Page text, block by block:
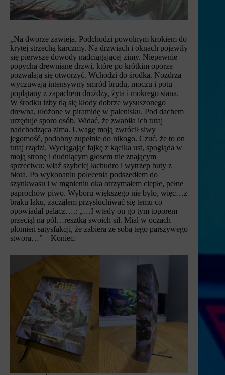
„Na dworze zawieja. Podchodzi powolnym krokiem do
krytej strzechą karczmy. Na drzwiach i oknach pojawiły
się pierwsze dowody nadciągającej zimy. Niepewnie
popycha drewniane drzwi, które po krótkim oporze
pozwalają się otworzyć. Wchodzi do środka. Nozdrza
wyczuwają intensywny smród brudu, moczu i potu
poplątany z zapachem drożdży, żyta i mokrego siana.
W środku izby tlą się kłody dobrze wysuszonego
drewna, ułożone w piramidę w palenisku. Pod dachem
urzęduje sporo osób. Widać, że zwabiła ich tutaj
nadchodząca zima. Uwagę moją zwrócił siwy
jegomość, podobny zupełnie do nikogo. Czuć, że to on
tutaj rządzi. Wyciągając fajkę z kącika ust, spogląda w
moją stronę i dudniącym głosem nie znającym
sprzeciwu: właź szybciej łachudro i wytrzep buty z
błota. Po wykonaniu polecenia podszedłem do
szynkwasu i w mgnieniu oka otrzymałem ciepłe, pełne
paprochów piwo. Wyboru większego nie było, więc…z
braku laku, zacząłem przysłuchiwać się temu co
opowiadał palacz….: „…I wtedy on go tym toporem
przeciął na pół…resztką swoich sił. Miał w oczach
płomień satysfakcji, że zabiera ze sobą tego parszywego
stwora…” – Koniec.